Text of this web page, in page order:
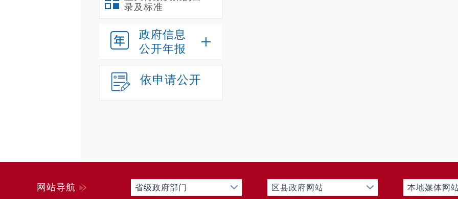
录及标准
政府信息
公开年报
依申请公开
行《危险废物贮存污染控制标准》（GB18597-2023）
（HJ2025-2012），规范设置危险废物贮存间，并委托
（五）地下水、土壤环境
网站导航 省级政府部门 区县政府网站 本地媒体网